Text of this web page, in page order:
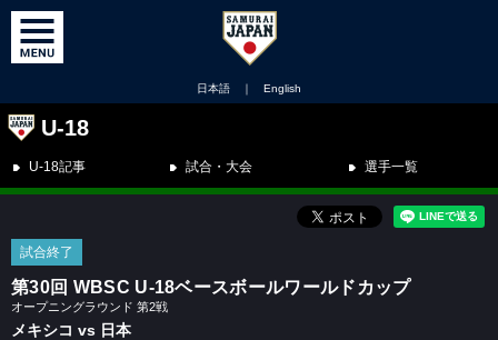
日本語 ｜ English
U-18
U-18記事 試合・大会 選手一覧
試合終了
第30回 WBSC U-18ベースボールワールドカップ
オープニングラウンド 第2戦
メキシコ vs 日本